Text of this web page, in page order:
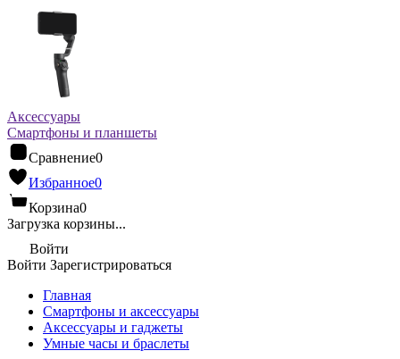
Аксессуары
Смартфоны и планшеты
Сравнение0
Избранное0
Корзина0
Загрузка корзины...
Войти
Войти Зарегистрироваться
Главная
Смартфоны и аксессуары
Аксессуары и гаджеты
Умные часы и браслеты